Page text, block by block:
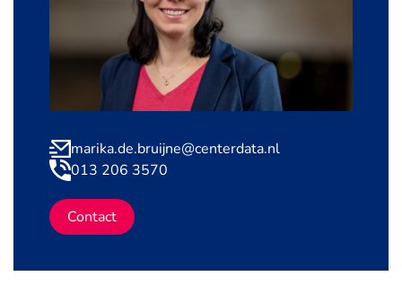
marika.de.bruijne@centerdata.nl
013 206 3570
Contact